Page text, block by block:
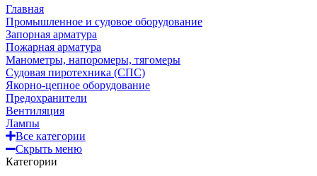
Главная
Промышленное и судовое оборудование
Запорная арматура
Пожарная арматура
Манометры, напоромеры, тягомеры
Судовая пиротехника (СПС)
Якорно-цепное оборудование
Предохранители
Вентиляция
Лампы
Все категории
Скрыть меню
Категории